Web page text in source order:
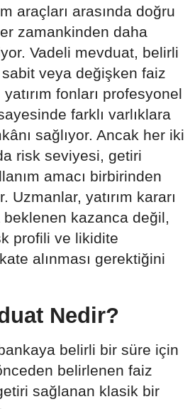
araçları arasında doğru
zamankinden daha
Vadeli mevduat, belirli
veya değişken faiz
fonları profesyonel
farklı varlıklara
sağlıyor. Ancak her iki
risk seviyesi, getiri
amacı birbirinden
Uzmanlar, yatırım kararı
kazanca değil,
profili ve likidite
alınması gerektiğini
Nedir?
belirli bir süre için
belirlenen faiz
sağlanan klasik bir